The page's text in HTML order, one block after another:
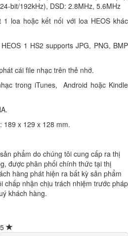
bit/192kHz), DSD: 2.8MHz, 5.6MHz
1 loa hoặc kết nối với loa HEOS khác
1 HS2 supports JPG, PNG, BMP
cái file nhạc trên thẻ nhớ.
trong iTunes, Android hoặc Kindle
189 x 129 x 128 mm.
phẩm do chúng tôi cung cấp ra thị
được phân phối chính thức tại thị
hàng phát hiện ra bất kỳ sản phẩm
chấp nhận chịu trách nhiệm trước pháp
khách hàng.
5